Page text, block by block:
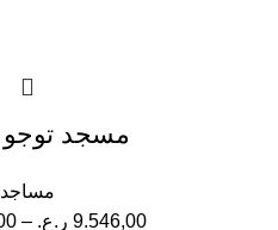
مسجد توجو
مساجد
– 9.546,00 ر.ع.